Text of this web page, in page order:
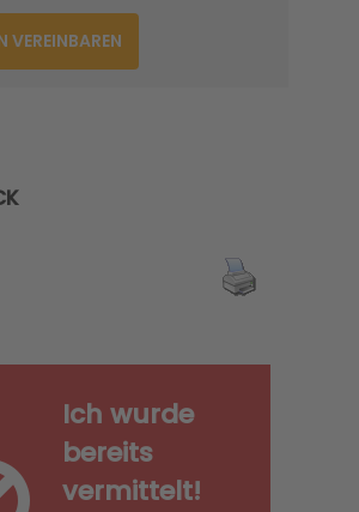
VEREINBAREN
Ich wurde
bereits
vermittelt!